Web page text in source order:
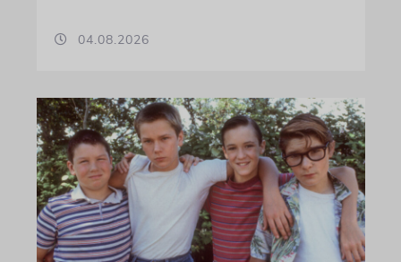
04.08.2026